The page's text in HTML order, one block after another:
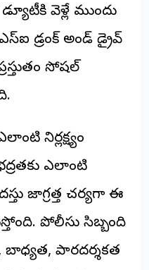
వెళ్లే ముందు
డ్రంక్ అండ్ డ్రైవ్
సోషల్
నిర్లక్ష్యం
ఎలాంటి
జాగ్రత్త చర్యగా ఈ
పోలీసు సిబ్బంది
బాధ్యత, పారదర్శకత